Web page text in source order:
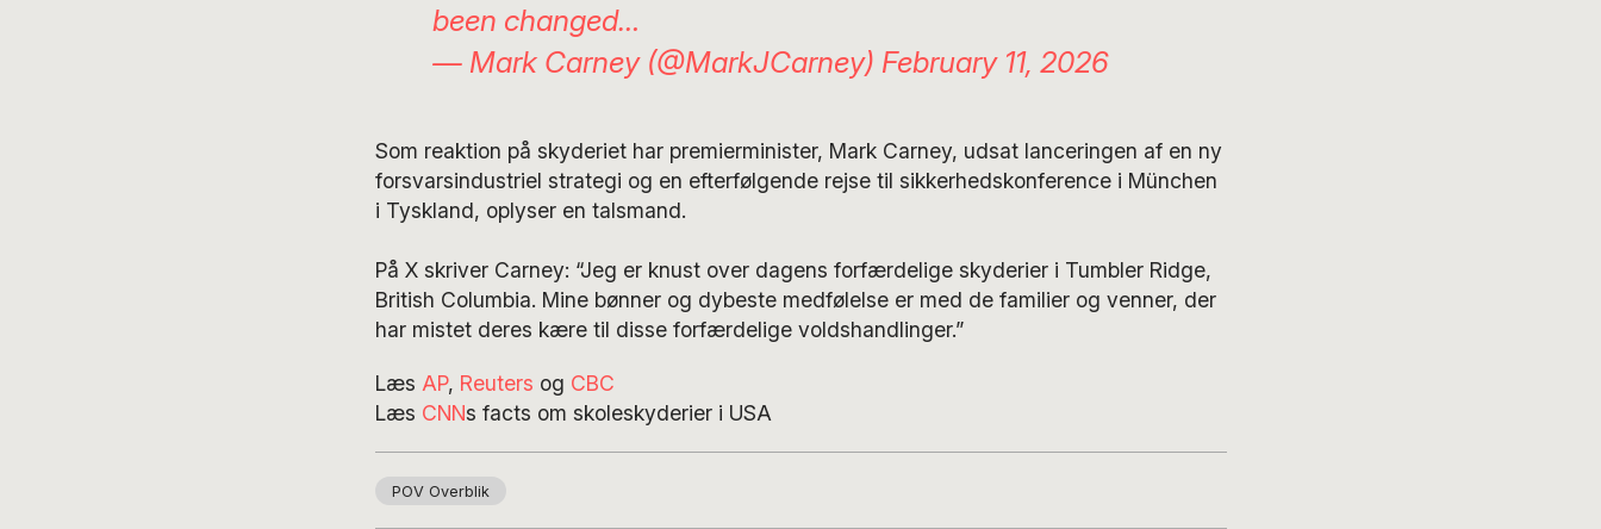
been changed…
— Mark Carney (@MarkJCarney) February 11, 2026
Som reaktion på skyderiet har premierminister, Mark Carney, udsat lanceringen af en ny
forsvarsindustriel strategi og en efterfølgende rejse til sikkerhedskonference i München
i Tyskland, oplyser en talsmand.
På X skriver Carney: “Jeg er knust over dagens forfærdelige skyderier i Tumbler Ridge,
British Columbia. Mine bønner og dybeste medfølelse er med de familier og venner, der
har mistet deres kære til disse forfærdelige voldshandlinger.”
Læs AP, Reuters og CBC
Læs CNNs facts om skoleskyderier i USA
POV Overblik